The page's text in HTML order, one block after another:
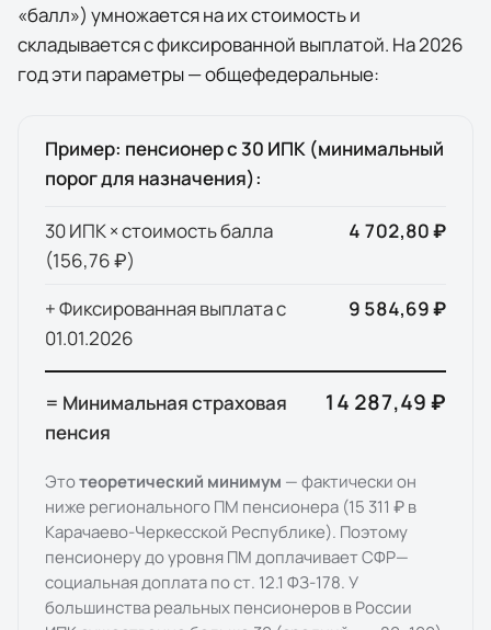
«балл») умножается на их стоимость и
складывается с фиксированной выплатой. На2026
год эти параметры — общефедеральные:
Пример: пенсионер с 30 ИПК (минимальный
порог для назначения):
30 ИПК × стоимость балла
(156,76 ₽)
4 702,80 ₽
+ Фиксированная выплата с
01.01.2026
9 584,69 ₽
= Минимальная страховая
пенсия
14 287,49 ₽
Этотеоретический минимум — фактически он
ниже регионального ПМ пенсионера (15 311 ₽в
Карачаево-Черкесской Республике). Поэтому
пенсионеру до уровня ПМ доплачиваетСФР—
социальная доплата по ст. 12.1 ФЗ-178. У
большинства реальных пенсионеров в России